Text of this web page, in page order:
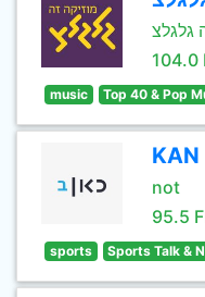
גלגלצ
104.0
music Top 40 & Pop
KAN
not
95.5
sports Sports Talk &